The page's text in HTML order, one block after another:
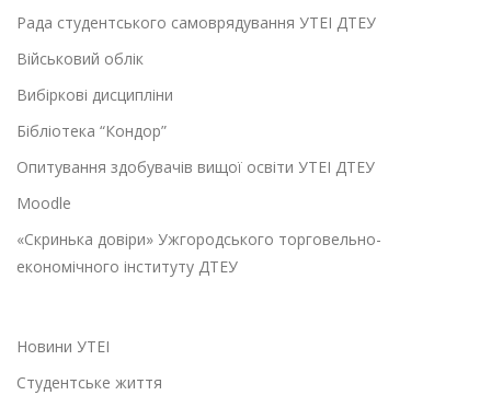
Рада студентського самоврядування УТЕІ ДТЕУ
Військовий облік
Вибіркові дисципліни
Бібліотека “Кондор”
Опитування здобувачів вищої освіти УТЕІ ДТЕУ
Moodle
«Скринька довіри» Ужгородського торговельно-
економічного інституту ДТЕУ
Новини УТЕІ
Студентське життя